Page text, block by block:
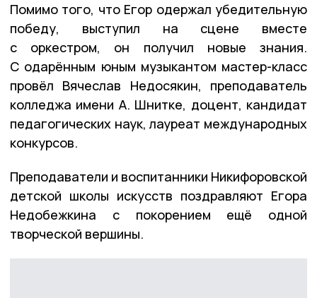
Помимо того, что Егор одержал убедительную
победу, выступил на сцене вместе
с оркестром, он получил новые знания.
С одарённым юным музыкантом мастер-класс
провёл Вячеслав Недосякин, преподаватель
колледжа имени А. Шнитке, доцент, кандидат
педагогических наук, лауреат международных
конкурсов.
Преподаватели и воспитанники Никифоровской
детской школы искусств поздравляют Егора
Недобежкина с покорением ещё одной
творческой вершины.